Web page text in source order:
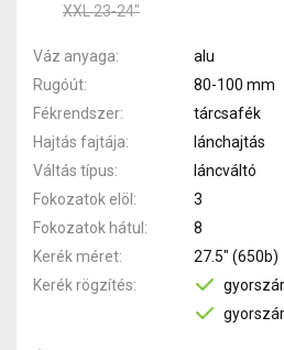
XXL 23-24"
Váz anyaga
alu
Rugóút
80-100 mm
Fékrendszer
tárcsafék
Hajtás fajtája
lánchajtás
Váltás típus
láncváltó
Fokozatok elöl
3
Fokozatok hátul
8
Kerék méret
27.5" (650b)
Kerék rögzítés